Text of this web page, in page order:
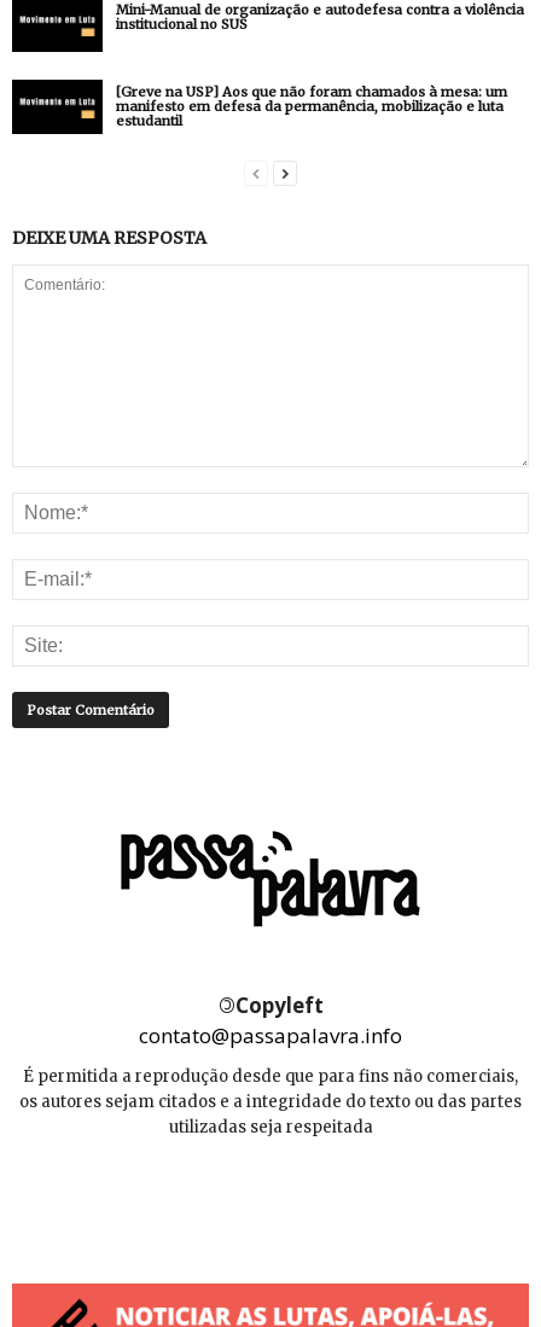
Mini-Manual de organização e autodefesa contra a violência
institucional no SUS
[Greve na USP] Aos que não foram chamados à mesa: um
manifesto em defesa da permanência, mobilização e luta
estudantil
DEIXE UMA RESPOSTA
©Copyleft
contato@passapalavra.info
É permitida a reprodução desde que para fins não comerciais,
os autores sejam citados e a integridade do texto ou das partes
utilizadas seja respeitada